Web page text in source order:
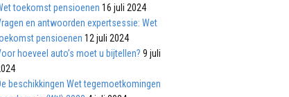
toekomst pensioenen 16 juli 2024
en antwoorden expertsessie: Wet
pensioenen 12 juli 2024
hoeveel auto’s moet u bijtellen? 9 juli
beschikkingen Wet tegemoetkomingen